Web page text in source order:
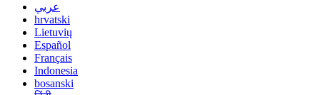
عربي
hrvatski
Lietuvių
Español
Français
Indonesia
bosanski